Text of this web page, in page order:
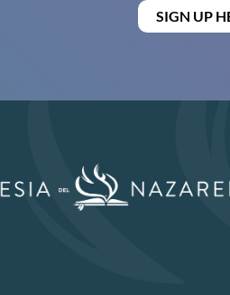
SIGN UP